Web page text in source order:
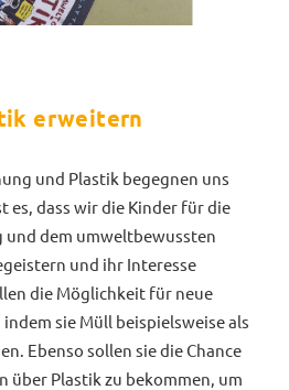
erweitern
und Plastik begegnen uns
es, dass wir die Kinder für die
dem umweltbewussten
und ihr Interesse
die Möglichkeit für neue
sie Müll beispielsweise als
Ebenso sollen sie die Chance
über Plastik zu bekommen, um